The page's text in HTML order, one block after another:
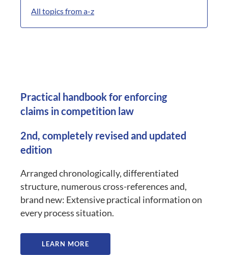
All topics from a-z
Practical handbook for enforcing
claims in competition law
2nd, completely revised and updated
edition
Arranged chronologically, differentiated
structure, numerous cross-references and,
brand new: Extensive practical information on
every process situation.
LEARN MORE